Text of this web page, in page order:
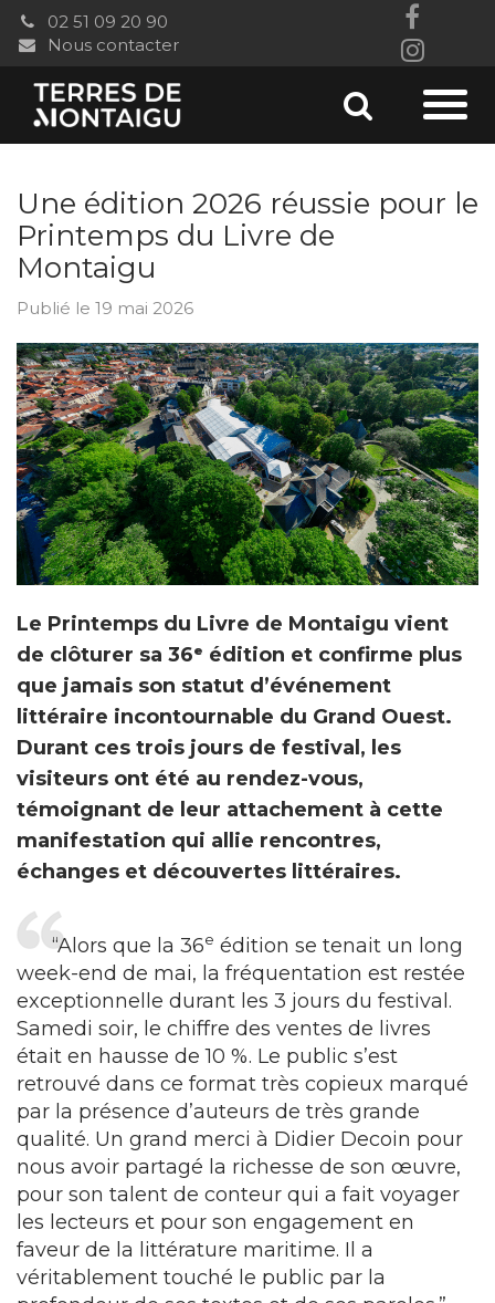
02 51 09 20 90
Nous contacter
Lien
vers
le
Lien
vers
leAller
Aller
la
Une édition 2026 réussie pour le
Printemps du Livre de
Montaigu
Publié le 19 mai 2026
Le Printemps du Livre de Montaigu vient
de clôturer sa 36ᵉ édition et confirme plus
que jamais son statut d’événement
littéraire incontournable du Grand Ouest.
Durant ces trois jours de festival, les
visiteurs ont été au rendez-vous,
témoignant de leur attachement à cette
manifestation qui allie rencontres,
échanges et découvertes littéraires.
“Alors que la 36e édition se tenait un long
week-end de mai, la fréquentation est restée
exceptionnelle durant les 3 jours du festival.
Samedi soir, le chiffre des ventes de livres
était en hausse de 10 %. Le public s’est
retrouvé dans ce format très copieux marqué
par la présence d’auteurs de très grande
qualité. Un grand merci à Didier Decoin pour
nous avoir partagé la richesse de son œuvre,
pour son talent de conteur qui a fait voyager
les lecteurs et pour son engagement en
faveur de la littérature maritime. Il a
véritablement touché le public par la